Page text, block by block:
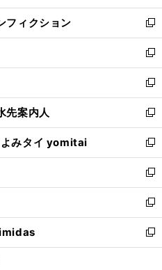
開
く
ウ
で
開
く
ン
ド
ウ
で
開
く
ウ
ィ
ン
ド
ウ
で
開
く
フィクション
新
し
い
ウ
ィ
ン
ド
ウ
で
開
く
新
し
い
ウ
ィ
ン
ド
ウ
で
開
く
新
し
い
ウ
ィ
ン
ド
ウ
で
開
く
先案内人
新
し
い
ウ
ィ
ン
ド
ウ
で
開
みタイ yomitai
新
し
い
ウ
ィ
ン
ド
ウ
新
し
い
ウ
ィ
ン
新
し
い
ウ
新
し